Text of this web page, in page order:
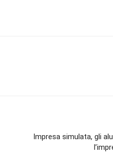
Impresa simulata, gli